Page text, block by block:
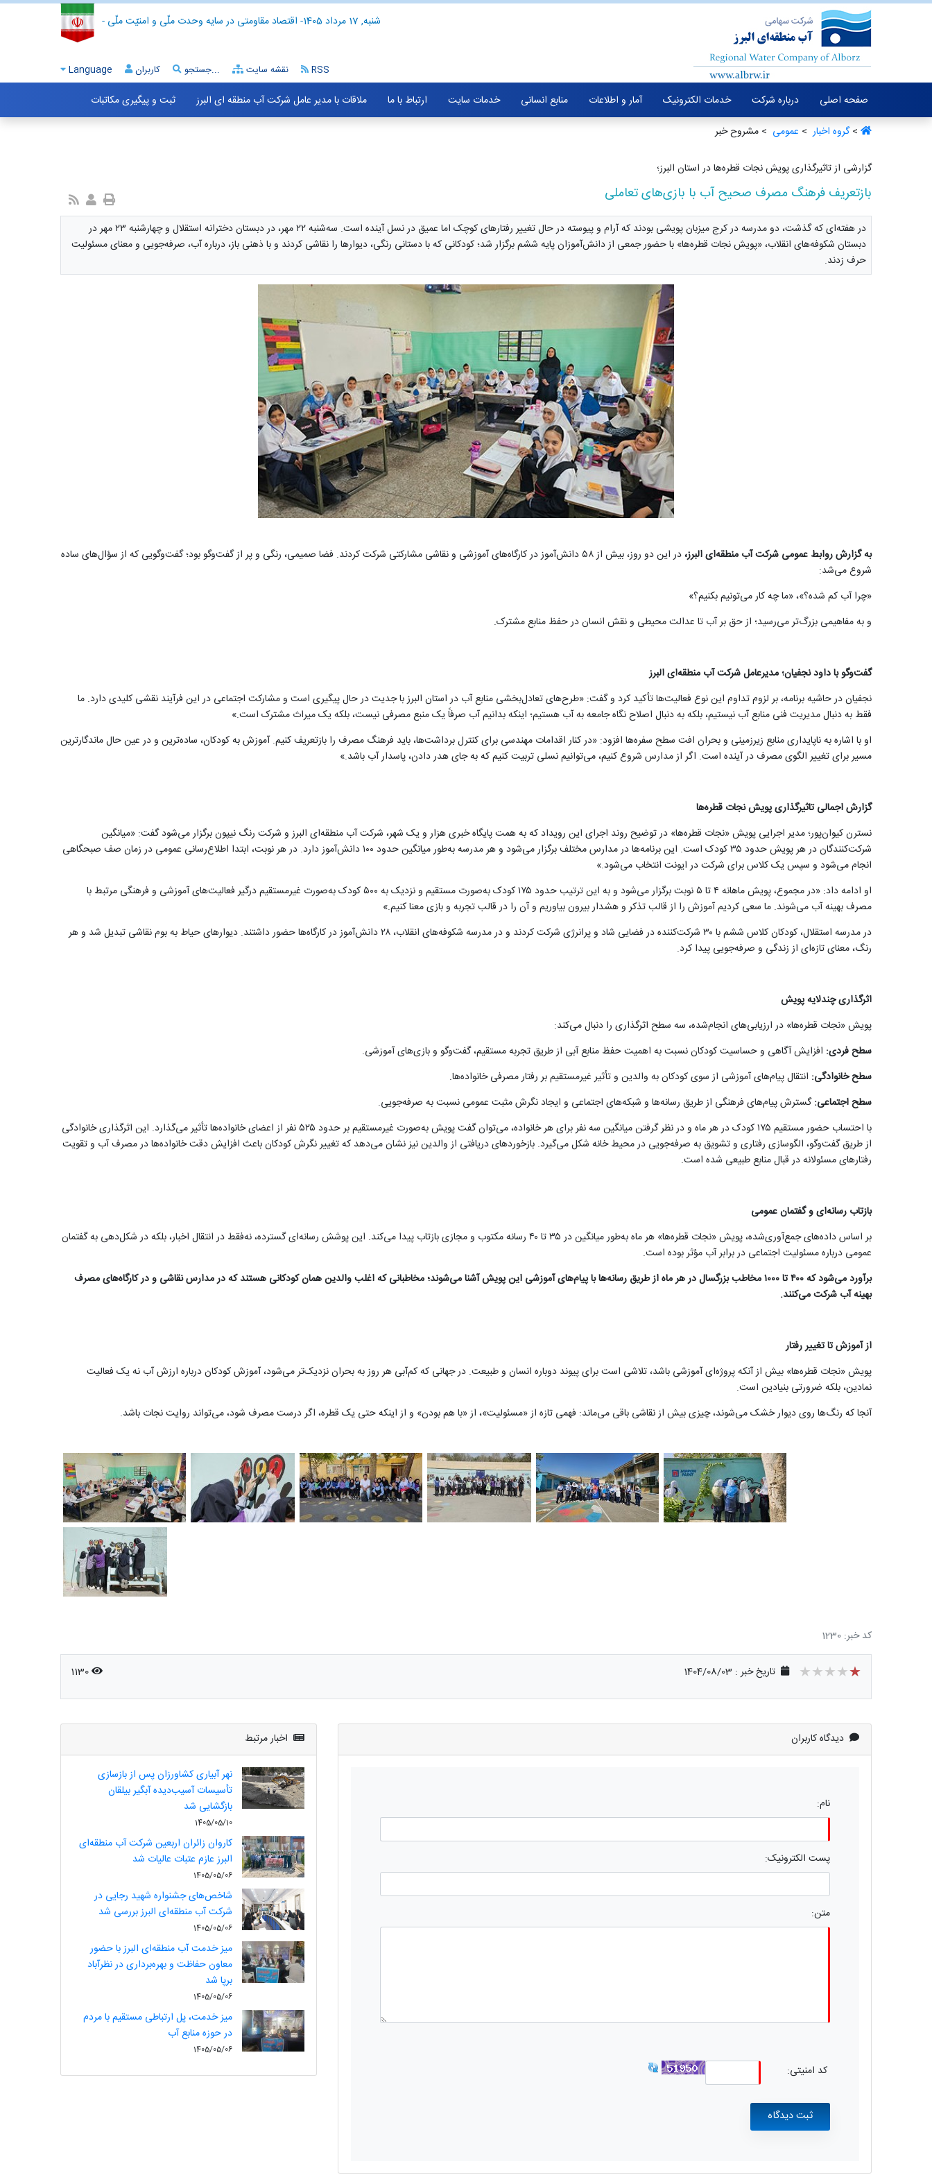
- اقتصاد مقاومتی در سایه وحدت ملّی و امنیّت ملّی - شنبه, 17 مرداد 1405
Language کاربران جستجو... نقشه سایت RSS
صفحه اصلی درباره شرکت خدمات الکترونیک آمار و اطلاعات منابع انسانی خدمات سایت ارتباط با ما ملاقات با مدیر عامل شرکت آب منطقه ای البرز
ثبت و پیگیری مکاتبات
>گروه اخبار ‏ > عمومی ‏ > مشروح خبر
گزارشی از تاثیرگذاری پویش نجات قطره‌ها در استان البرز؛
بازتعریف فرهنگ مصرف صحیح آب با بازی‌های تعاملی
در هفته‌ای که گذشت، دو مدرسه در کرج میزبان پویشی بودند که آرام و پیوسته در حال تغییر رفتارهای کوچک اما عمیق در نسل آینده است. سه‌شنبه ۲۲ مهر، در دبستان دخترانه استقلال و چهارشنبه ۲۳ مهر در
دبستان شکوفه‌های انقلاب، «پویش نجات قطره‌ها» با حضور جمعی از دانش‌آموزان پایه ششم برگزار شد؛ کودکانی که با دستانی رنگی، دیوارها را نقاشی کردند و با ذهنی باز، درباره آب، صرفه‌جویی و معنای مسئولیت
حرف زدند.
به گزارش روابط عمومی شرکت آب منطقه‌ای البرز،
در این دو روز، بیش از ۵۸ دانش‌آموز در کارگاه‌های آموزشی و نقاشی مشارکتی شرکت کردند. فضا صمیمی، رنگی و پر از گفت‌وگو بود؛ گفت‌وگویی که از سؤال‌های ساده
شروع می‌شد:
«چرا آب کم شده؟»، «ما چه کار می‌تونیم بکنیم؟»
و به مفاهیمی بزرگ‌تر می‌رسید؛ از حق بر آب تا عدالت محیطی و نقش انسان در حفظ منابع مشترک.
گفت‌وگو با داود نجفیان؛ مدیرعامل شرکت آب منطقه‌ای البرز
نجفیان در حاشیه برنامه، بر لزوم تداوم این نوع فعالیت‌ها تأکید کرد و گفت: «طرح‌های تعادل‌بخشی منابع آب در استان البرز با جدیت در حال پیگیری است و مشارکت اجتماعی در این فرآیند نقشی کلیدی دارد. ما
فقط به دنبال مدیریت فنی منابع آب نیستیم، بلکه به دنبال اصلاح نگاه جامعه به آب هستیم؛ اینکه بدانیم آب صرفاً یک منبع مصرفی نیست، بلکه یک میراث مشترک است.»
او با اشاره به ناپایداری منابع زیرزمینی و بحران افت سطح سفره‌ها افزود: «در کنار اقدامات مهندسی برای کنترل برداشت‌ها، باید فرهنگ مصرف را بازتعریف کنیم. آموزش به کودکان، ساده‌ترین و در عین حال ماندگارترین
مسیر برای تغییر الگوی مصرف در آینده است. اگر از مدارس شروع کنیم، می‌توانیم نسلی تربیت کنیم که به جای هدر دادن، پاسدار آب باشد.»
گزارش اجمالی تاثیرگذاری پویش نجات قطره‌ها
نسترن کیوان‌پور؛ مدیر اجرایی پویش «نجات قطره‌ها» در توضیح روند اجرای این رویداد که به همت پایگاه خبری هزار و یک شهر، شرکت آب منطقه‌ای البرز و شرکت رنگ نیپون برگزار می‌شود گفت: «میانگین
شرکت‌کنندگان در هر پویش حدود ۳۵ کودک است. این برنامه‌ها در مدارس مختلف برگزار می‌شود و هر مدرسه به‌طور میانگین حدود ۱۰۰ دانش‌آموز دارد. در هر نوبت، ابتدا اطلاع‌رسانی عمومی در زمان صف صبحگاهی
انجام می‌شود و سپس یک کلاس برای شرکت در ایونت انتخاب می‌شود.»
او ادامه داد: «در مجموع، پویش ماهانه ۴ تا ۵ نوبت برگزار می‌شود و به این ترتیب حدود ۱۷۵ کودک به‌صورت مستقیم و نزدیک به ۵۰۰ کودک به‌صورت غیرمستقیم درگیر فعالیت‌های آموزشی و فرهنگی مرتبط با
مصرف بهینه آب می‌شوند. ما سعی کردیم آموزش را از قالب تذکر و هشدار بیرون بیاوریم و آن را در قالب تجربه و بازی معنا کنیم.»
در مدرسه استقلال، کودکان کلاس ششم با ۳۰ شرکت‌کننده در فضایی شاد و پرانرژی شرکت کردند و در مدرسه شکوفه‌های انقلاب، ۲۸ دانش‌آموز در کارگاه‌ها حضور داشتند. دیوارهای حیاط به بوم نقاشی تبدیل شد و هر
رنگ، معنای تازه‌ای از زندگی و صرفه‌جویی پیدا کرد.
اثرگذاری چندلایه پویش
پویش «نجات قطره‌ها» در ارزیابی‌های انجام‌شده، سه سطح اثرگذاری را دنبال می‌کند:
سطح فردی: افزایش آگاهی و حساسیت کودکان نسبت به اهمیت حفظ منابع آبی از طریق تجربه مستقیم، گفت‌وگو و بازی‌های آموزشی.
سطح خانوادگی: انتقال پیام‌های آموزشی از سوی کودکان به والدین و تأثیر غیرمستقیم بر رفتار مصرفی خانواده‌ها.
سطح اجتماعی:گسترش پیام‌های فرهنگی از طریق رسانه‌ها و شبکه‌های اجتماعی و ایجاد نگرش مثبت عمومی نسبت به صرفه‌جویی.
با احتساب حضور مستقیم ۱۷۵ کودک در هر ماه و در نظر گرفتن میانگین سه نفر برای هر خانواده، می‌توان گفت پویش به‌صورت غیرمستقیم بر حدود ۵۲۵ نفر از اعضای خانواده‌ها تأثیر می‌گذارد. این اثرگذاری خانوادگی
از طریق گفت‌وگو، الگوسازی رفتاری و تشویق به صرفه‌جویی در محیط خانه شکل می‌گیرد. بازخوردهای دریافتی از والدین نیز نشان می‌دهد که تغییر نگرش کودکان باعث افزایش دقت خانواده‌ها در مصرف آب و تقویت
رفتارهای مسئولانه در قبال منابع طبیعی شده است.
بازتاب رسانه‌ای و گفتمان عمومی
بر اساس داده‌های جمع‌آوری‌شده، پویش «نجات قطره‌ها» هر ماه به‌طور میانگین در ۳۵ تا ۴۰ رسانه مکتوب و مجازی بازتاب پیدا می‌کند. این پوشش رسانه‌ای گسترده، نه‌فقط در انتقال اخبار، بلکه در شکل‌دهی به گفتمان
عمومی درباره مسئولیت اجتماعی در برابر آب مؤثر بوده است.
برآورد می‌شود که ۴۰۰ تا ۱۰۰۰ مخاطب بزرگسال در هر ماه از طریق رسانه‌ها با پیام‌های آموزشی این پویش آشنا می‌شوند؛ مخاطبانی که اغلب والدین همان کودکانی هستند که در مدارس نقاشی و در کارگاه‌های مصرف
بهینه آب شرکت می‌کنند.
از آموزش تا تغییر رفتار
پویش «نجات قطره‌ها» بیش از آنکه پروژه‌ای آموزشی باشد، تلاشی است برای پیوند دوباره انسان و طبیعت. در جهانی که کم‌آبی هر روز به بحران نزدیک‌تر می‌شود، آموزش کودکان درباره ارزش آب نه یک فعالیت
نمادین، بلکه ضرورتی بنیادین است.
آنجا که رنگ‌ها روی دیوار خشک می‌شوند، چیزی بیش از نقاشی باقی می‌ماند: فهمی تازه از «مسئولیت»، از «با هم بودن» و از اینکه حتی یک قطره، اگر درست مصرف شود، می‌تواند روایت نجات باشد.
کد خبر: 1230
★★★★★
★★★★★
★★★★★ تاریخ خبر : 1404/08/03 1130
دیدگاه کاربران
نام:
پست الکترونیک:
متن:
کد امنیتی:
اخبار مرتبط
نهر آبیاری کشاورزان پس از بازسازی
تأسیسات آسیب‌دیده آبگیر بیلقان
بازگشایی شد
1405/05/10
کاروان زائران اربعین شرکت آب منطقه‌ای
البرز عازم عتبات عالیات شد
1405/05/06
شاخص‌های جشنواره شهید رجایی در
شرکت آب منطقه‌ای البرز بررسی شد
1405/05/06
میز خدمت آب منطقه‌ای البرز با حضور
معاون حفاظت و بهره‌برداری در نظرآباد
برپا شد
1405/05/06
میز خدمت، پل ارتباطی مستقیم با مردم
در حوزه منابع آب
1405/05/06